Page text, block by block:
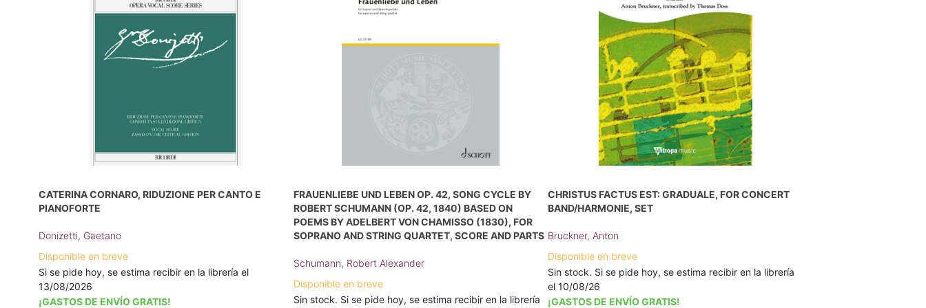
CATERINA CORNARO, RIDUZIONE PER CANTO E
PIANOFORTE
Donizetti, Gaetano
Disponible en breve
Si se pide hoy, se estima recibir en la librería el
13/08/2026
¡GASTOS DE ENVÍO GRATIS!
FRAUENLIEBE UND LEBEN OP. 42, SONG CYCLE BY
ROBERT SCHUMANN (OP. 42, 1840) BASED ON
POEMS BY ADELBERT VON CHAMISSO (1830), FOR
SOPRANO AND STRING QUARTET, SCORE AND PARTS
Schumann, Robert Alexander
Disponible en breve
Sin stock. Si se pide hoy, se estima recibir en la librería
CHRISTUS FACTUS EST: GRADUALE, FOR CONCERT
BAND/HARMONIE, SET
Bruckner, Anton
Disponible en breve
Sin stock. Si se pide hoy, se estima recibir en la librería
el 10/08/26
¡GASTOS DE ENVÍO GRATIS!